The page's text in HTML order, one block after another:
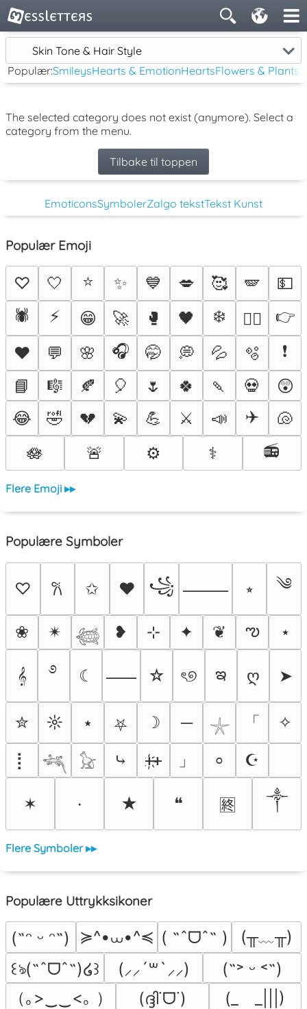
Skin Tone & Hair Style
Populær:SmileysHearts & EmotionHeartsFlowers & Plants
The selected category does not exist (anymore). Select a
category from the menu.
Tilbake til toppen
EmoticonsSymbolerZalgo tekstTekst Kunst
Populær Emoji
♡ 🤍 ⭐ ✨ 💙 💋 🥰 🪽
💵
🕷️
⚡ 😁 🚀 🥊 🖤 ❄️ ❤️‍🔥
👉
♥️
💬 🌸 🎧 🤭 💭 💦 🫧
❗
📘
🎼 🍂 🎈 🌷 🍀 🍡 💀
😲
😂
🤣 💔 💫 💪 ⚔️ 📣 ✈️
🐚
🪷
🚨 ⚙️ ⚕️ 📻
Flere Emoji ▸▸
Populære Symboler
♡ 𐙚 ✩ ♥ ꧁ ⸻ ⭒ ༄
❀ ✴︎ 𓆉 ❥ ⊹ ✦ ❦ ఌ ⋆
𝄞 ࿔ ☾ ⸺ ☆ ৎ୭ ఇ ღ ➤
✮ ☼ ⭑ ⛧ ☽ ─ 𓇼 「
✧
⡇
𓆈 𓃠 ⤷ ᚐ҉ᚐ 」 ⸰ ☪
✶ ⸱ ★ ❝ 🈡 ༒
Flere Symboler ▸▸
Populære Uttrykksikoner
(˶ᵔ ᵕ ᵔ˶) ≽^•⩊•^≼ ( ˶ˆᗜˆ˵ )
(╥﹏╥)
꒰ঌ(˶ˆᗜˆ˵)໒꒱
(⸝⸝´꒳`⸝⸝)
(˶˃ ᵕ ˂˶)
（｡>‿‿<｡ ）
(ദ്ദി˙ᗜ˙)
(_　_|||)